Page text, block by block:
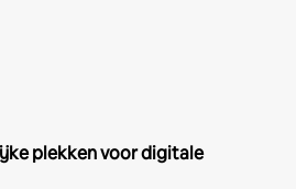
plekken voor digitale